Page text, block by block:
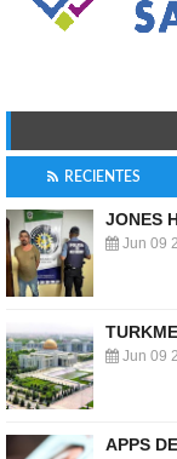
RECIENTES
JONES
Jun 09
Jun 09
APPS